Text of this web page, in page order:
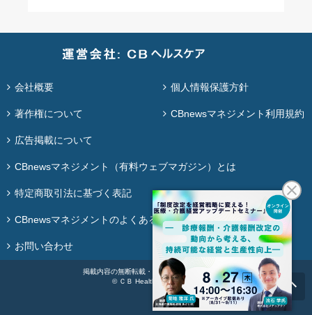
会社概要 個人情報保護方針
著作権について CBnewsマネジメント利用規約
広告掲載について
CBnewsマネジメント（有料ウェブマガジン）とは
特定商取引法に基づく表記
CBnewsマネジメントのよくある質問
お問い合わせ
掲載内容の無断転載・再配布は固く禁じます。
© ＣＢ Healthcare Co., Ltd.